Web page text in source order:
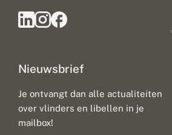
Nieuwsbrief
Je ontvangt dan alle actualiteiten
over vlinders en libellen in je
mailbox!